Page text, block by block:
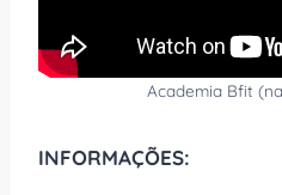
Academia Bfit
INFORMAÇÕES: